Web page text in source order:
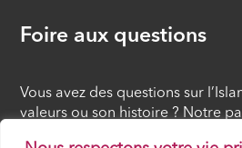
Foire aux questions
Vous avez des questions sur
valeurs ou son histoire ? Notre
réponses rassemble des